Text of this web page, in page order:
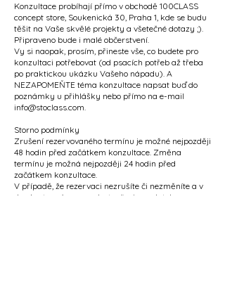
Konzultace probíhají přímo v obchodě 100CLASS
concept store, Soukenická 30, Praha 1, kde se budu
těšit na Vaše skvělé projekty a všetečné dotazy ;).
Připraveno bude i malé občerstvení.
Vy si naopak, prosím, přineste vše, co budete pro
konzultaci potřebovat (od psacích potřeb až třeba
po praktickou ukázku Vašeho nápadu). A
NEZAPOMEŇTE téma konzultace napsat buď do
poznámky u přihlášky nebo přímo na e-mail
info@stoclass.com.
Storno podmínky
Zrušení rezervovaného termínu je možné nejpozději
48 hodin před začátkem konzultace. Změna
termínu je možná nejpozději 24 hodin před
začátkem konzultace.
V případě, že rezervaci nezrušíte či nezměníte a v
daném termínu se nedostavíte, je poplatek za